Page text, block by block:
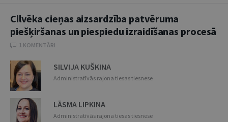
Cilvēka cieņas aizsardzība patvēruma
piešķiršanas un piespiedu izraidīšanas procesā
1 KOMENTĀRI
SILVIJA KUŠKINA
Administratīvās rajona tiesas tiesnese
LĀSMA LIPKINA
Administratīvās rajona tiesas tiesnese